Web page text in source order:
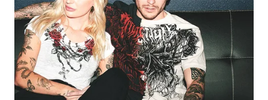
WN
MADURA
WN
SURABAYA